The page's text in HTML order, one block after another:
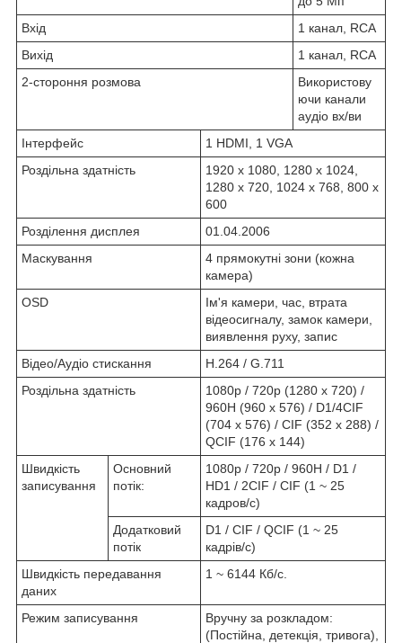
Вхід
1 канал, RCA
Вихід
1 канал, RCA
2-стороння розмова
Використову
ючи канали
аудіо вх/ви
Інтерфейс
1 HDMI, 1 VGA
Роздільна здатність
1920 х 1080, 1280 х 1024,
1280 х 720, 1024 х 768, 800 х
600
Розділення дисплея
01.04.2006
Маскування
4 прямокутні зони (кожна
камера)
OSD
Ім'я камери, час, втрата
відеосигналу, замок камери,
виявлення руху, запис
Відео/Аудіо стискання
H.264 / G.711
Роздільна здатність
1080p / 720p (1280 х 720) /
960H (960 х 576) / D1/4CIF
(704 х 576) / CIF (352 х 288) /
QCIF (176 х 144)
Швидкість
записування
Основний
потік:
1080p / 720p / 960H / D1 /
HD1 / 2CIF / CIF (1 ~ 25
кадров/с)
Додатковий
потік
D1 / CIF / QCIF (1 ~ 25
кадрів/с)
Швидкість передавання
даних
1 ~ 6144 Кб/с.
Режим записування
Вручну за розкладом:
(Постійна, детекція, тривога),